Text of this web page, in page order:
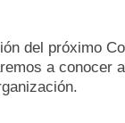
del próximo
a conocer